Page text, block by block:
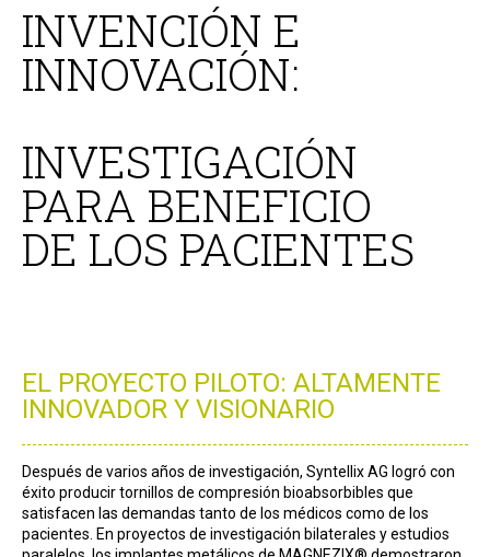
INVENCIÓN E
INNOVACIÓN:
INVESTIGACIÓN
PARA BENEFICIO
DE LOS PACIENTES
EL PROYECTO PILOTO: ALTAMENTE
INNOVADOR Y VISIONARIO
Después de varios años de investigación, Syntellix AG logró con
éxito producir tornillos de compresión bioabsorbibles que
satisfacen las demandas tanto de los médicos como de los
pacientes. En proyectos de investigación bilaterales y estudios